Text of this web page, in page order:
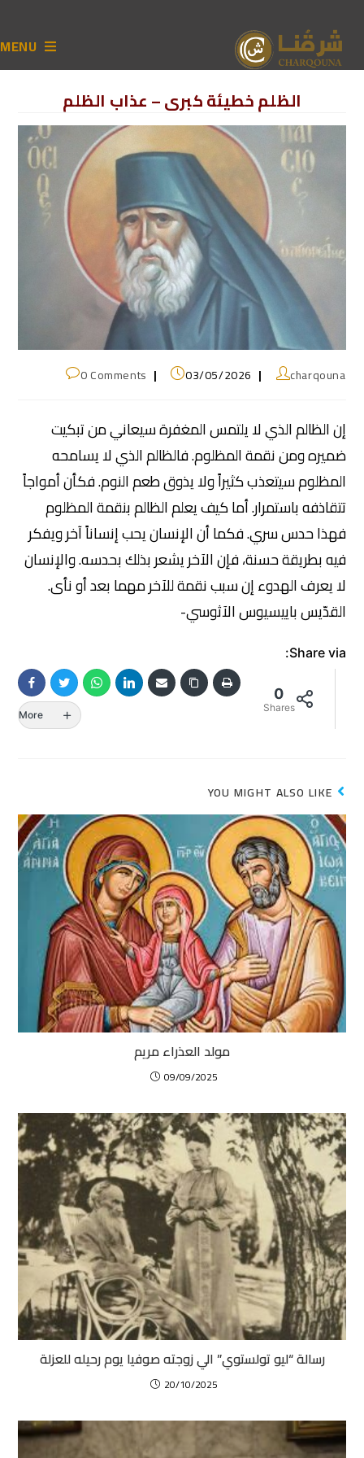
MENU
الظلم خطيئة كبرى – عذاب الظلم
charqouna
03/05/2026
0 Comments
إن الظالم الذي لا يلتمس المغفرة سيعاني من تبكيت
ضميره ومن نقمة المظلوم. فالظالم الذي لا يسامحه
المظلوم سيتعذب كثيراً ولا يذوق طعم النوم. فكأن أمواجاً
تتقاذفه باستمرار. أما كيف يعلم الظالم بنقمة المظلوم
فهذا حدس سري. فكما أن الإنسان يحب إنساناً آخر ويفكر
فيه بطريقة حسنة، فإن الآخر يشعر بذلك بحدسه. والإنسان
لا يعرف الهدوء إن سبب نقمة للآخر مهما بعد أو نأى.
القدّيس باييسيوس الآثوسي-
Share via:
0
Shares
More
YOU MIGHT ALSO LIKE
مولد العذراء مريم
09/09/2025
رسالة “ليو تولستوي” الي زوجته صوفيا يوم رحيله للعزلة
20/10/2025